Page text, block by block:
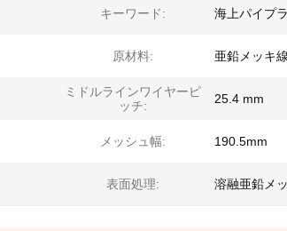
キーワード: 海上パイプ
原材料: 亜鉛メッキ線
ミドルラインワイヤーピ
ッチ:
25.4 mm
メッシュ幅: 190.5mm
表面処理: 溶融亜鉛メ